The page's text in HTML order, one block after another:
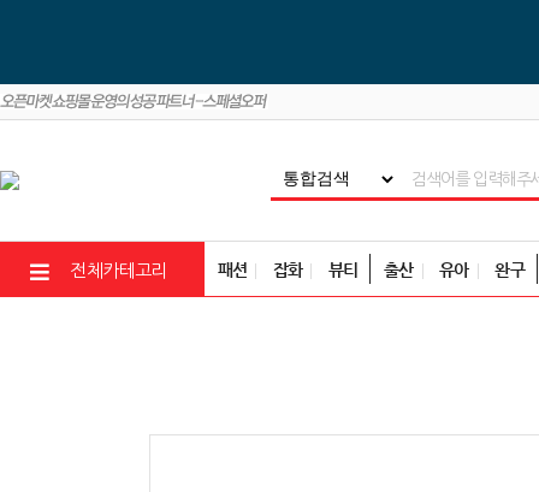
전체카테고리 패션 잡화 뷰티 출산 유아 완구